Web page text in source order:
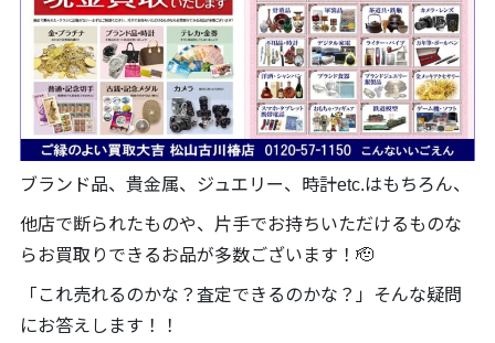
ブランド品、貴金属、ジュエリー、時計etc.はもちろん、
他店で断られたものや、片手でお持ちいただけるものな
らお買取りできるお品が多数ございます！🫡
「これ売れるのかな？査定できるのかな？」そんな疑問
にお答えします！！